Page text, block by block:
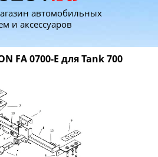
автомобильных
и аксессуаров
FA 0700-Е для Tank 700